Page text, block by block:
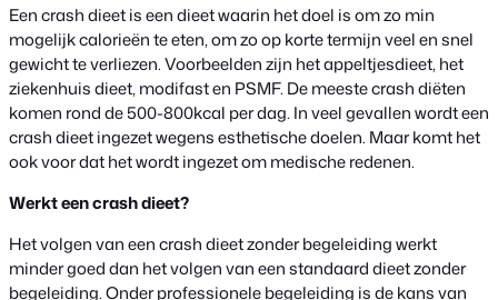
Een crash dieet is een dieet waarin het doel is om zo min
mogelijk calorieën te eten, om zo op korte termijn veel en snel
gewicht te verliezen. Voorbeelden zijn het appeltjesdieet, het
ziekenhuis dieet, modifast en PSMF. De meeste crash diëten
komen rond de 500-800kcal per dag. In veel gevallen wordt een
crash dieet ingezet wegens esthetische doelen. Maar komt het
ook voor dat het wordt ingezet om medische redenen.
Werkt een crash dieet?
Het volgen van een crash dieet zonder begeleiding werkt
minder goed dan het volgen van een standaard dieet zonder
begeleiding. Onder professionele begeleiding is de kans van